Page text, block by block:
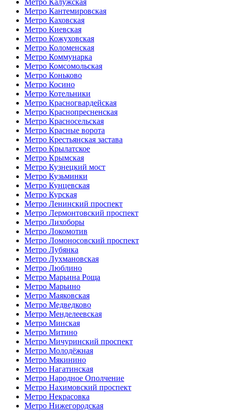
Метро Кантемировская
Метро Каховская
Метро Киевская
Метро Кожуховская
Метро Коломенская
Метро Коммунарка
Метро Комсомольская
Метро Коньково
Метро Косино
Метро Котельники
Метро Красногвардейская
Метро Краснопресненская
Метро Красносельская
Метро Красные ворота
Метро Крестьянская застава
Метро Крылатское
Метро Крымская
Метро Кузнецкий мост
Метро Кузьминки
Метро Кунцевская
Метро Курская
Метро Ленинский проспект
Метро Лермонтовский проспект
Метро Лихоборы
Метро Локомотив
Метро Ломоносовский проспект
Метро Лубянка
Метро Лухмановская
Метро Люблино
Метро Марьина Роща
Метро Марьино
Метро Маяковская
Метро Медведково
Метро Менделеевская
Метро Минская
Метро Митино
Метро Мичуринский проспект
Метро Молодёжная
Метро Мякинино
Метро Нагатинская
Метро Народное Ополчение
Метро Нахимовский проспект
Метро Некрасовка
Метро Нижегородская